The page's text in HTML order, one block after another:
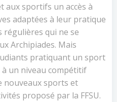
aux sportifs un accès à
adaptées à leur pratique
qui ne se
Archipiades. Mais
pratiquant un sport
un niveau compétitif
nouveaux sports et
proposé par la FFSU.